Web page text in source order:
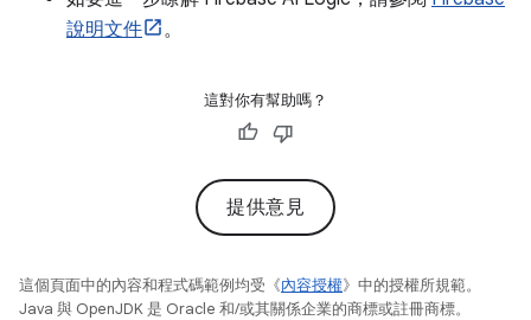
說明文件
。
這對你有幫助嗎？
提供意見
這個頁面中的內容和程式碼範例均受《內容授權》中的授權所規範。
Java 與 OpenJDK 是 Oracle 和/或其關係企業的商標或註冊商標。